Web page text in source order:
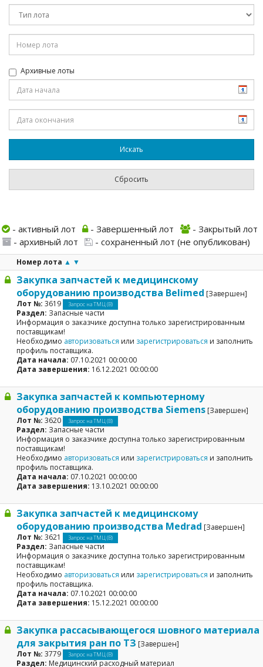
Архивные лоты
- активный лот - Завершенный лот
- Закрытый лот
- архивный лот
- сохраненный лот (не опубликован)
Номер лота ▲ ▼
Закупка запчастей к медицинскому
оборудованию производства Belimed [Завершен]
Лот №: 3619 Запрос на ТМЦ (В)
Раздел: Запасные части
Информация о заказчике доступна только зарегистрированным
поставщикам!
Необходимо авторизоваться или зарегистрироваться и заполнить
профиль поставщика.
Дата начала: 07.10.2021 00:00:00
Дата завершения: 16.12.2021 00:00:00
Закупка запчастей к компьютерному
оборудованию производства Siemens [Завершен]
Лот №: 3620 Запрос на ТМЦ (В)
Раздел: Запасные части
Информация о заказчике доступна только зарегистрированным
поставщикам!
Необходимо авторизоваться или зарегистрироваться и заполнить
профиль поставщика.
Дата начала: 07.10.2021 00:00:00
Дата завершения: 13.10.2021 00:00:00
Закупка запчастей к медицинскому
оборудованию производства Medrad [Завершен]
Лот №: 3621 Запрос на ТМЦ (В)
Раздел: Запасные части
Информация о заказчике доступна только зарегистрированным
поставщикам!
Необходимо авторизоваться или зарегистрироваться и заполнить
профиль поставщика.
Дата начала: 07.10.2021 00:00:00
Дата завершения: 15.12.2021 00:00:00
Закупка рассасывающегося шовного материала
для закрытия ран по ТЗ [Завершен]
Лот №: 3779 Запрос на ТМЦ (В)
Раздел: Медицинский расходный материал